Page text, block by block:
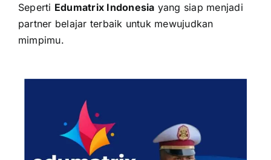
Seperti Edumatrix Indonesia yang siap menjadi
partner belajar terbaik untuk mewujudkan
mimpimu.